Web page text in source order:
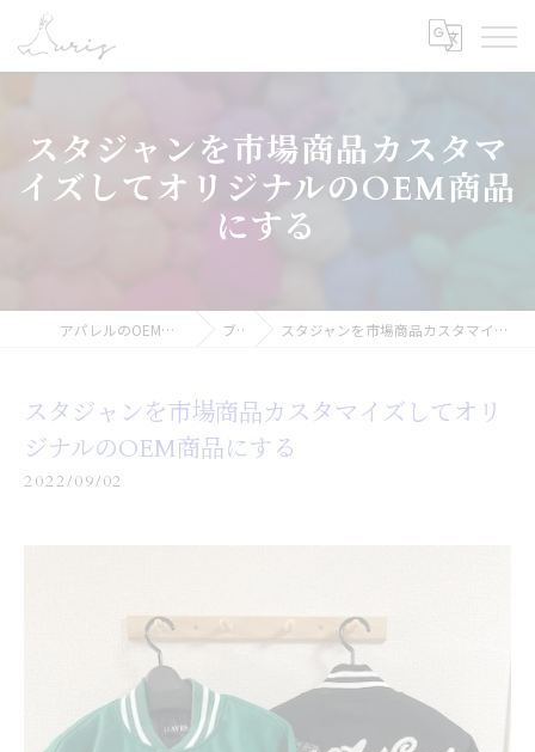
スタジャンを市場商品カスタマ
イズしてオリジナルのOEM商品
にする
アパレルのOEMなら合同会社オーリス ブログ スタジャンを市場商品カスタマイズしてオリジナルのOEM商品にする
スタジャンを市場商品カスタマイズしてオリ
ジナルのOEM商品にする
2022/09/02